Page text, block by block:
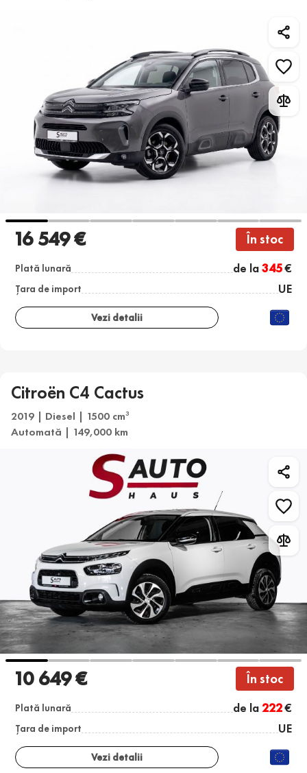
16 549 € În stoc
Plată lunară de la345€
Țara de import UE
Vezi detalii
Citroën C4 Cactus
2019 | Diesel | 1500 cm3
Automată | 149,000 km
10 649 € În stoc
Plată lunară de la222€
Țara de import UE
Vezi detalii